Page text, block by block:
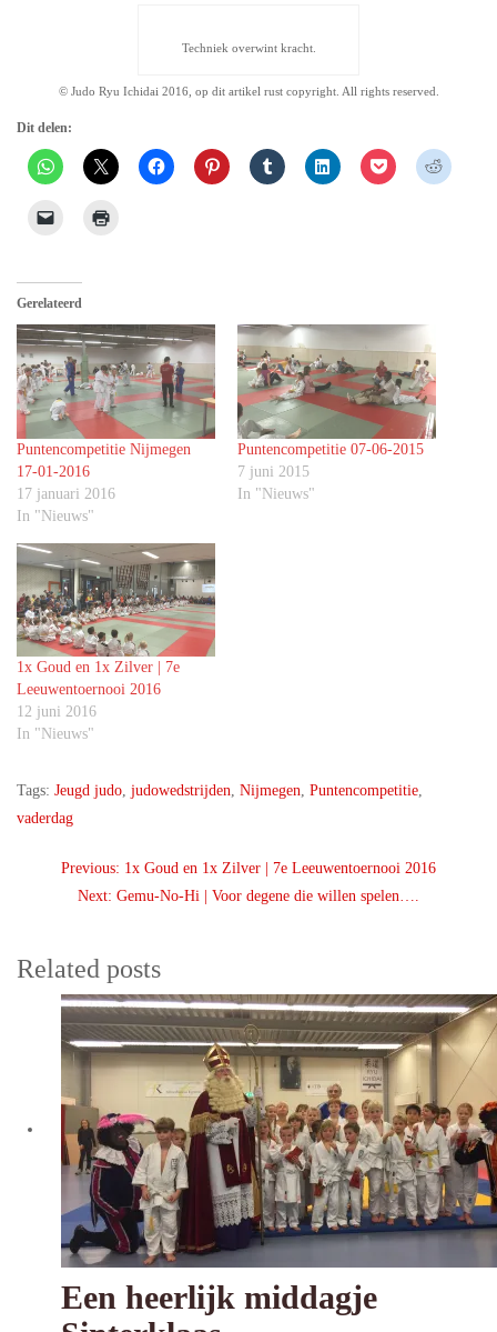
Techniek overwint kracht.
© Judo Ryu Ichidai 2016, op dit artikel rust copyright. All rights reserved.
Dit delen:
Gerelateerd
Puntencompetitie Nijmegen
17-01-2016
17 januari 2016
In "Nieuws"
Puntencompetitie 07-06-2015
7 juni 2015
In "Nieuws"
1x Goud en 1x Zilver | 7e
Leeuwentoernooi 2016
12 juni 2016
In "Nieuws"
Tags: Jeugd judo judowedstrijden Nijmegen Puntencompetitie
vaderdag
navigation
Previous: 1x Goud en 1x Zilver | 7e Leeuwentoernooi 2016
Next: Gemu-No-Hi | Voor degene die willen spelen….
Related posts
Een heerlijk middagje